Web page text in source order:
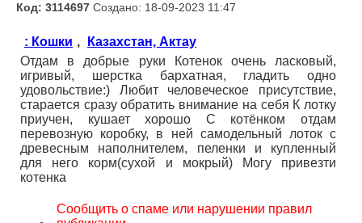
Код: 3114697 Создано: 18-09-2023 11:47
: Кошки ,
Казахстан, Актау
Отдам в добрые руки Котенок очень ласковый,
игривый, шерстка бархатная, гладить одно
удовольствие:) Любит человеческое присутствие,
старается сразу обратить внимание на себя К лотку
приучен, кушает хорошо С котёнком отдам
перевозную коробку, в ней самодельный лоток с
древесным наполнителем, пеленки и купленный
для него корм(сухой и мокрый) Могу привезти
котенка
Сообщить о спаме или нарушении правил